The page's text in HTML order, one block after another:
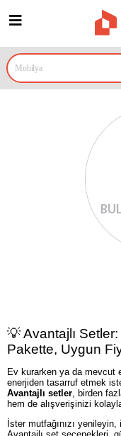
💡 Avantajlı
Pakette, Uygun
Ev kurarken ya da mevcut
enerjiden tasarruf etmek
Avantajlı setler , birden
hem de alışverişinizi
İster mutfağınızı